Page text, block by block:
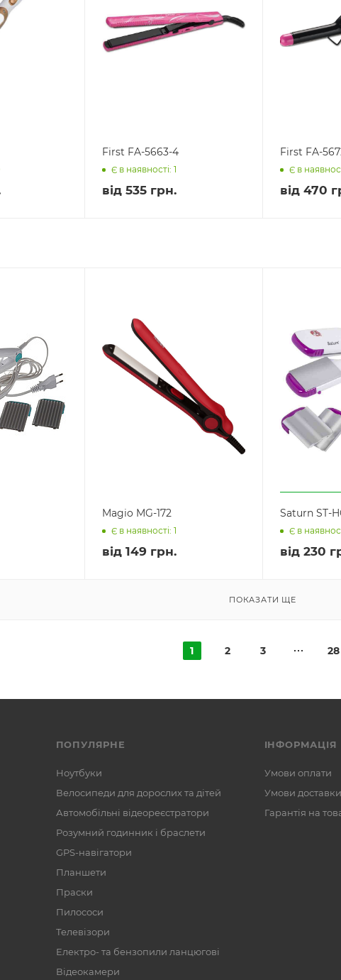
First FA-5663-4
Є в наявності: 1
від 535 грн.
First FA-
Є в
від 470
Magio MG-172
Є в наявності: 1
від 149 грн.
Saturn ST-
Є в
від 230
ПОКАЗАТИ ЩЕ
1 2 3 28
ПОПУЛЯРНЕ
Ноутбуки
Велосипеди для дорослих та дітей
Автомобільні відеореєстратори
Розумний годинник і браслети
GPS-навігатори
Планшети
Праски
Пилососи
Телевізори
Електро- та бензопили ланцюгові
Відеокамери
ІНФОРМАЦІЯ
Умови оплати
Умови доставки
Гарантія на